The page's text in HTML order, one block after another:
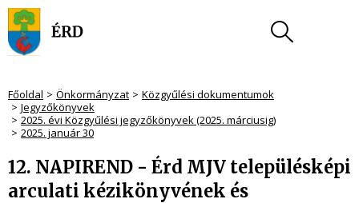
Főoldal Önkormányzat
Közgyűlési dokumentumok
Jegyzőkönyvek
2025. évi Közgyűlési jegyzőkönyvek (2025. márciusig)
2025. január 30
12. NAPIREND - Érd MJV településképi
arculati kézikönyvének és